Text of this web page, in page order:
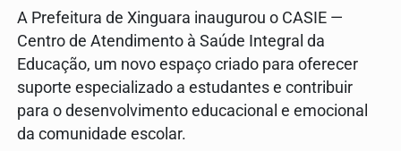
A Prefeitura de Xinguara inaugurou o CASIE —
Centro de Atendimento à Saúde Integral da
Educação, um novo espaço criado para oferecer
suporte especializado a estudantes e contribuir
para o desenvolvimento educacional e emocional
da comunidade escolar.